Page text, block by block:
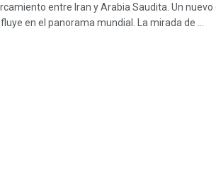
entre Iran y Arabia Saudita. Un nuevo
en el panorama mundial. La mirada de ...